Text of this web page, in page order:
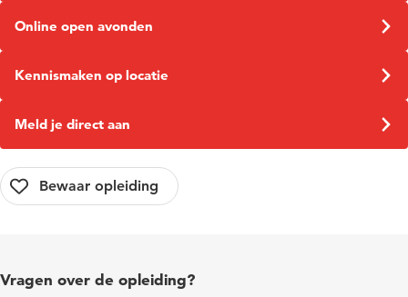
Online open avonden
Kennismaken op locatie
Meld je direct aan
Vragen over de opleiding?